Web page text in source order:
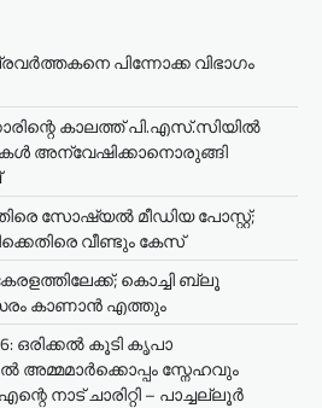
പിന്നോക്ക വിഭാഗം
കാലത്ത് പി.എസ്.സിയിൽ
അന്വേഷിക്കാനൊരുങ്ങി
സോഷ്യൽ മീഡിയ പോസ്റ്റ്;
വീണ്ടും കേസ്
കൊച്ചി ബ്ലൂ
കാണാൻ എത്തും
ഒരിക്കൽ കൂടി കൃപാ
അമ്മമാർക്കൊപ്പം സ്നേഹവും
നാട് ചാരിറ്റി – പാച്ചല്ലൂർ